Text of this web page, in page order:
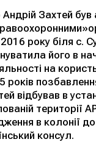
Захтей був
року біля с.
його в
на
років
відбував в
території
в колонії до
консул.